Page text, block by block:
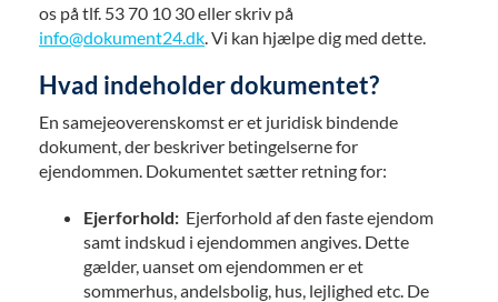
os på tlf. 53 70 10 30 eller skriv på
info@dokument24.dk . Vi kan hjælpe dig med dette.
Hvad indeholder dokumentet?
En samejeoverenskomst er et juridisk bindende
dokument, der beskriver betingelserne for
ejendommen. Dokumentet sætter retning for:
Ejerforhold: Ejerforhold af den faste ejendom
samt indskud i ejendommen angives. Dette
gælder, uanset om ejendommen er et
sommerhus, andelsbolig, hus, lejlighed etc. De